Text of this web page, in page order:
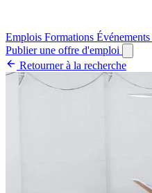
Emplois Formations Événements
Publier une offre d'emploi
Retourner à la recherche